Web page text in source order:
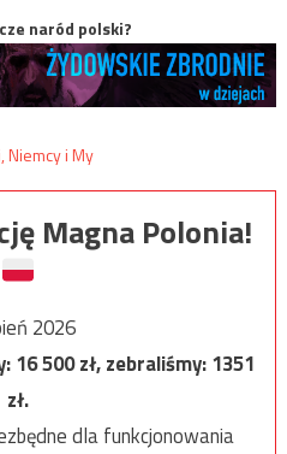
naród polski?
Magna Polonia!
2026
16 500zł, zebraliśmy:1351
zł.
dla funkcjonowania